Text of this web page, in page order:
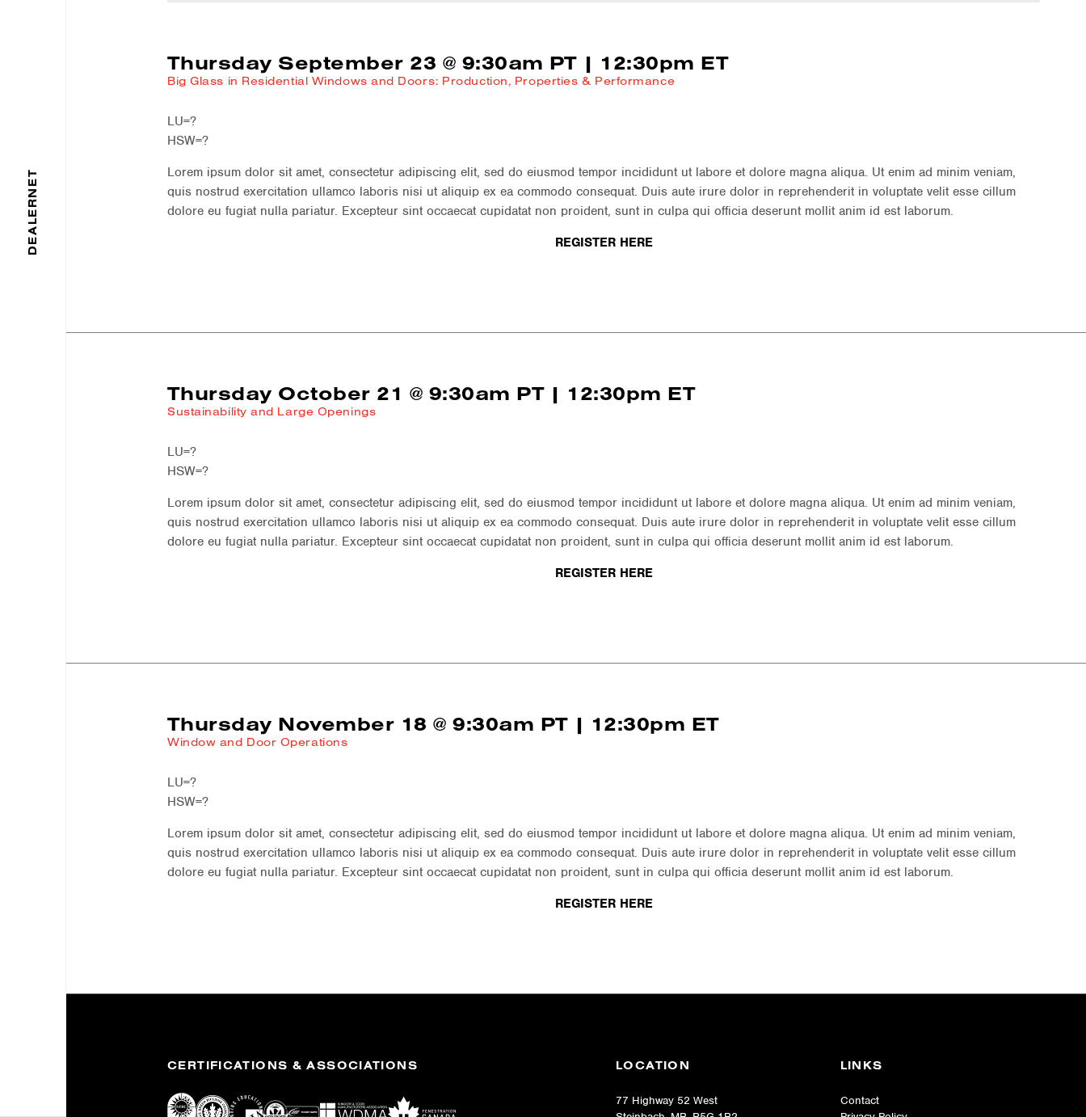
DEALERNET
Thursday September 23 @ 9:30am PT | 12:30pm ET
Big Glass in Residential Windows and Doors: Production, Properties & Performance
LU=?
HSW=?
Lorem ipsum dolor sit amet, consectetur adipiscing elit, sed do eiusmod tempor incididunt ut labore et dolore magna aliqua. Ut enim ad minim veniam,
quis nostrud exercitation ullamco laboris nisi ut aliquip ex ea commodo consequat. Duis aute irure dolor in reprehenderit in voluptate velit esse cillum
dolore eu fugiat nulla pariatur. Excepteur sint occaecat cupidatat non proident, sunt in culpa qui officia deserunt mollit anim id est laborum.
REGISTER HERE
Thursday October 21 @ 9:30am PT | 12:30pm ET
Sustainability and Large Openings
LU=?
HSW=?
Lorem ipsum dolor sit amet, consectetur adipiscing elit, sed do eiusmod tempor incididunt ut labore et dolore magna aliqua. Ut enim ad minim veniam,
quis nostrud exercitation ullamco laboris nisi ut aliquip ex ea commodo consequat. Duis aute irure dolor in reprehenderit in voluptate velit esse cillum
dolore eu fugiat nulla pariatur. Excepteur sint occaecat cupidatat non proident, sunt in culpa qui officia deserunt mollit anim id est laborum.
REGISTER HERE
Thursday November 18 @ 9:30am PT | 12:30pm ET
Window and Door Operations
LU=?
HSW=?
Lorem ipsum dolor sit amet, consectetur adipiscing elit, sed do eiusmod tempor incididunt ut labore et dolore magna aliqua. Ut enim ad minim veniam,
quis nostrud exercitation ullamco laboris nisi ut aliquip ex ea commodo consequat. Duis aute irure dolor in reprehenderit in voluptate velit esse cillum
dolore eu fugiat nulla pariatur. Excepteur sint occaecat cupidatat non proident, sunt in culpa qui officia deserunt mollit anim id est laborum.
REGISTER HERE
CERTIFICATIONS & ASSOCIATIONS LOCATION
77 Highway 52 West
LINKS
Contact